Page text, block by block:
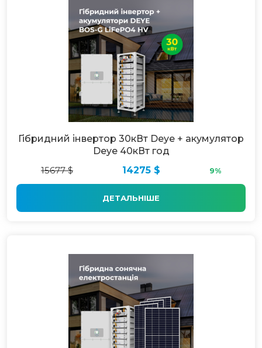
Гібридний інвертор 30кВт Deye + акумулятор
Deye 40кВт год
15677 $
14275 $ 9%
ДЕТАЛЬНІШЕ